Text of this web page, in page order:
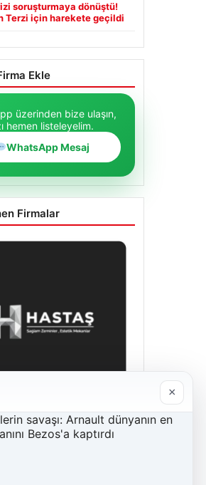
soruşturmaya dönüştü!
Terzi için harekete geçildi
Ekle
üzerinden bize ulaşın,
hemen listeleyelim.
WhatsApp Mesaj
Firmalar
×